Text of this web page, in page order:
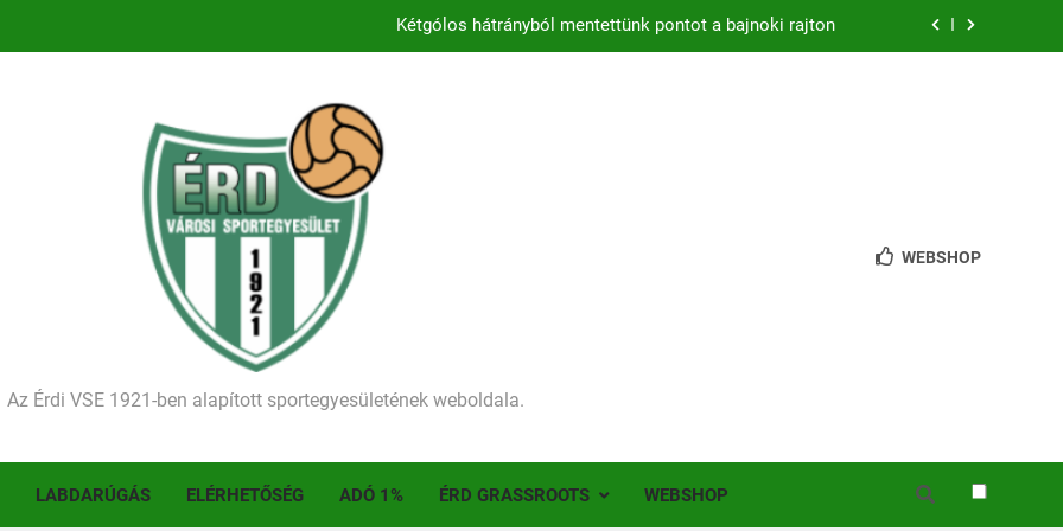
Kétgólos hátrányból mentettünk pontot a bajnoki rajton
Történelmet írt az I. Érdi Football Fesztivál – több mint 200 játékos lépett pályára Érden
Ellenfelünk visszalépése miatt játék nélkül jutottunk tovább a MOL Magyar Kupában
Kezdődik a 2026–2027-es szezon – hazai pályán rajtol az Érdi VSE!
Történelmet írt az I. Érdi Football Fesztivál – több mint 200 játékos lépett pályára Érden
Az Érdi VSE 1921-ben alapított sportegyesületének weboldala.
WEBSHOP
LABDARÚGÁS ELÉRHETŐSÉG ADÓ 1% ÉRD GRASSROOTS WEBSHOP